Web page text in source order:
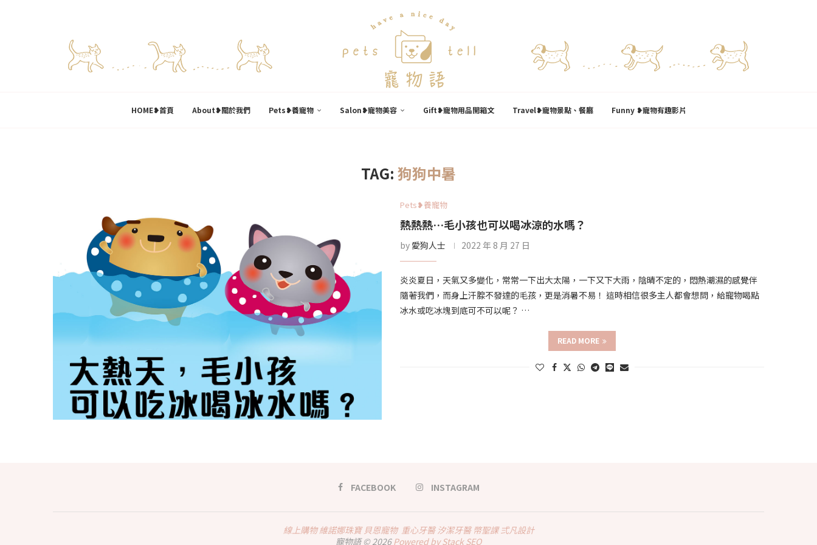
HOME❥首頁 About❥關於我們 Pets❥養寵物 Salon❥寵物美容 Gift❥寵物用品開箱文 Travel❥寵物景點、餐廳 Funny ❥寵物有趣影片
TAG: 狗狗中暑
Pets❥養寵物
熱熱熱…毛小孩也可以喝冰涼的水嗎？
by 愛狗人士 2022 年 8 月 27 日
炎炎夏日，天氣又多變化，常常一下出大太陽，一下又下大雨，陰晴不定的，悶熱潮濕的感覺伴
隨著我們，而身上汗腺不發達的毛孩，更是消暑不易！ 這時相信很多主人都會想問，給寵物喝點
冰水或吃冰塊到底可不可以呢？ …
READ MORE
FACEBOOK INSTAGRAM
線上購物 維諾娜珠寶 貝恩寵物 重心牙醫 汐潔牙醫 幣聖課 弍凡設計
寵物語 © 2026 Powered by Stack SEO